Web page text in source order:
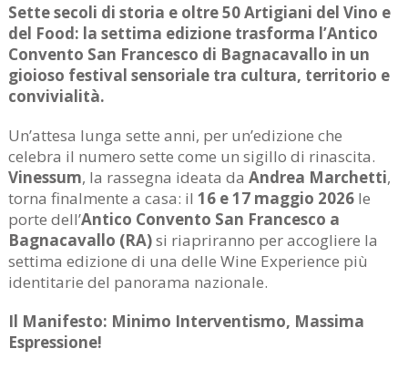
Sette secoli di storia e oltre 50 Artigiani del Vino e
del Food: la settima edizione trasforma l’Antico
Convento San Francesco di Bagnacavallo in un
gioioso festival sensoriale tra cultura, territorio e
convivialità.
Un’attesa lunga sette anni, per un’edizione che
celebra il numero sette come un sigillo di rinascita.
Vinessum, la rassegna ideata da Andrea Marchetti,
torna finalmente a casa: il 16 e 17 maggio 2026le
porte dell’Antico Convento San Francesco a
Bagnacavallo (RA)si riapriranno per accogliere la
settima edizione di una delle Wine Experience più
identitarie del panorama nazionale.
Il Manifesto: Minimo Interventismo, Massima
Espressione!